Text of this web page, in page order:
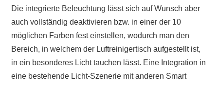
Die integrierte Beleuchtung lässt sich auf Wunsch aber
auch vollständig deaktivieren bzw. in einer der 10
möglichen Farben fest einstellen, wodurch man den
Bereich, in welchem der Luftreinigertisch aufgestellt ist,
in ein besonderes Licht tauchen lässt. Eine Integration in
eine bestehende Licht-Szenerie mit anderen Smart